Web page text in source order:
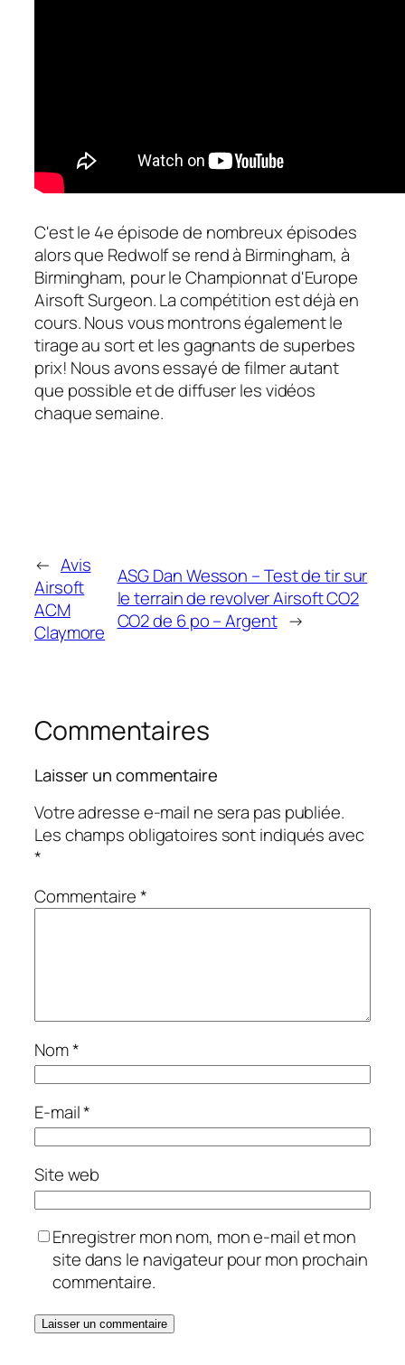
C'est le 4e épisode de nombreux épisodes
alors que Redwolf se rend à Birmingham, à
Birmingham, pour le Championnat d'Europe
Airsoft Surgeon. La compétition est déjà en
cours. Nous vous montrons également le
tirage au sort et les gagnants de superbes
prix! Nous avons essayé de filmer autant
que possible et de diffuser les vidéos
chaque semaine.
← Avis
Airsoft
ACM
Claymore
ASG Dan Wesson – Test de tir sur
le terrain de revolver Airsoft CO2
CO2 de 6 po – Argent →
Commentaires
Laisser un commentaire
Votre adresse e-mail ne sera pas publiée.
Les champs obligatoires sont indiqués avec
*
Commentaire*
Nom*
E-mail*
Site web
Enregistrer mon nom, mon e-mail et mon
site dans le navigateur pour mon prochain
commentaire.